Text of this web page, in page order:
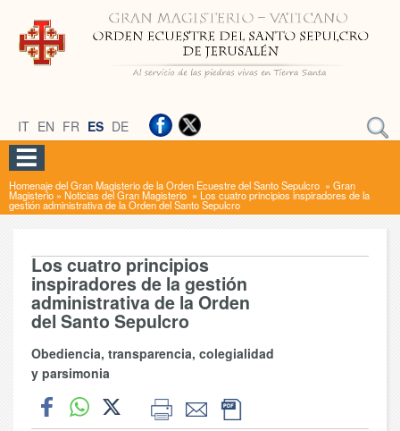
IT EN FR ES DE
Homenaje del Gran Magisterio de la Orden Ecuestre del Santo Sepulcro » Gran
Magisterio » Noticias del Gran Magisterio » Los cuatro principios inspiradores de la
gestión administrativa de la Orden del Santo Sepulcro
Los cuatro principios
inspiradores de la gestión
administrativa de la Orden
del Santo Sepulcro
Obediencia, transparencia, colegialidad
y parsimonia